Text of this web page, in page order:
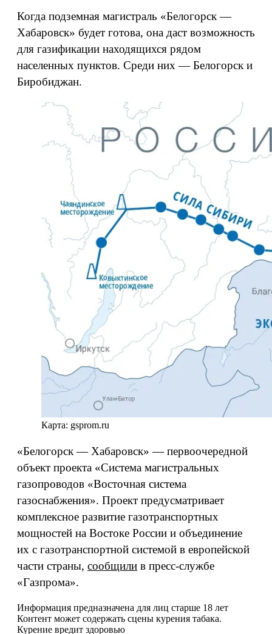
Когда подземная магистраль «Белогорск —
Хабаровск» будет готова, она даст возможность
для газификации находящихся рядом
населенных пунктов. Среди них — Белогорск и
Биробиджан.
Карта: gsprom.ru
«Белогорск — Хабаровск» — первоочередной
объект проекта «Система магистральных
газопроводов «Восточная система
газоснабжения». Проект предусматривает
комплексное развитие газотранспортных
мощностей на Востоке России и объединение
их с газотранспортной системой в европейской
части страны, сообщили в пресс-службе
«Газпрома».
Информация предназначена для лиц старше 18 лет
Контент может содержать сцены курения табака.
Курение вредит здоровью